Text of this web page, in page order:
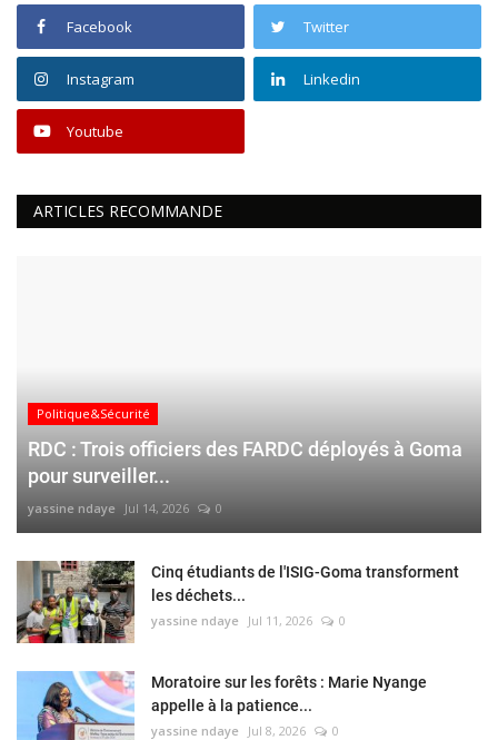
Facebook Twitter
Instagram Linkedin
Youtube
ARTICLES RECOMMANDE
Politique&Sécurité
RDC : Trois officiers des FARDC déployés à Goma
pour surveiller...
yassine ndaye Jul 14, 2026 0
Cinq étudiants de l'ISIG-Goma transforment
les déchets...
yassine ndaye Jul 11, 2026 0
Moratoire sur les forêts : Marie Nyange
appelle à la patience...
yassine ndaye Jul 8, 2026 0